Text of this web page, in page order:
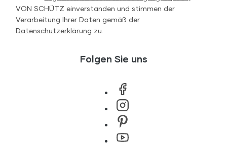
VON SCHÜTZ einverstanden und stimmen der
Verarbeitung Ihrer Daten gemäß der
Datenschutzerklärung zu.
Folgen Sie uns